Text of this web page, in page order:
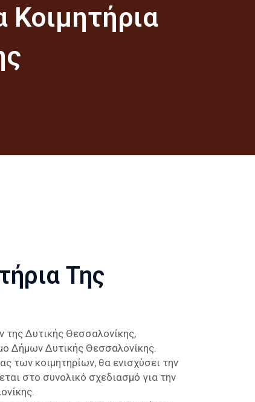
Της
Δυτικής Θεσσαλονίκης,
Δήμων Δυτικής Θεσσαλονίκης.
των κοιμητηρίων, θα ενισχύσει την
στο συνολικό σχεδιασμό για την